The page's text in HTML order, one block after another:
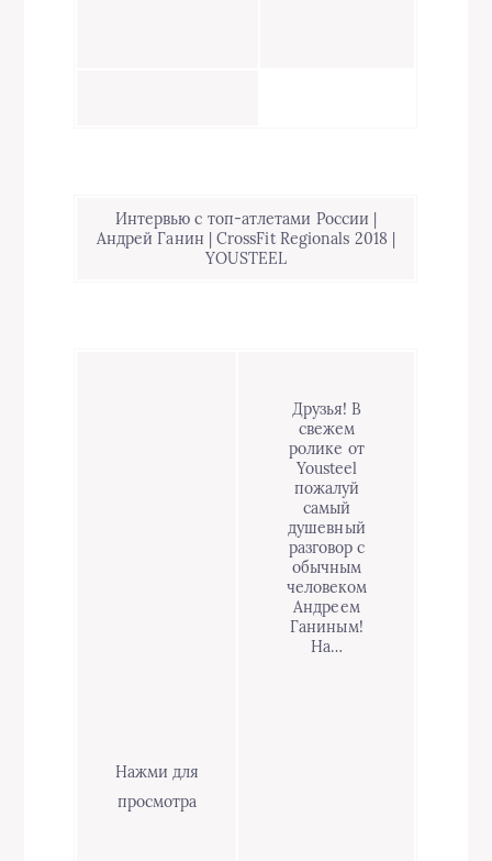
Интервью с топ-атлетами России |
Андрей Ганин | CrossFit Regionals 2018 |
YOUSTEEL
Нажми для
просмотра
Друзья! В
свежем
ролике от
Yousteel
пожалуй
самый
душевный
разговор с
обычным
человеком
Андреем
Ганиным!
На…